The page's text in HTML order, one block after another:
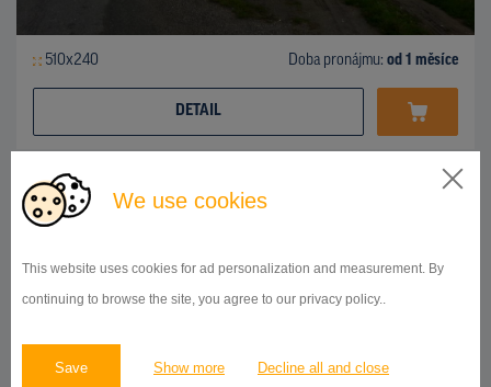
We use cookies
This website uses cookies for ad personalization and measurement. By
continuing to browse the site, you agree to our privacy policy..
Save Show more Decline all and close
510x240 Doba pronájmu: od 1 měsíce
DETAIL
BILLBOARD
centrum mesta, smer železničná stanica, Poprad